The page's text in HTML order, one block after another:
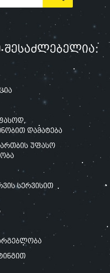
შესაძლებელია:
დამატება
უფასო
სერვისით